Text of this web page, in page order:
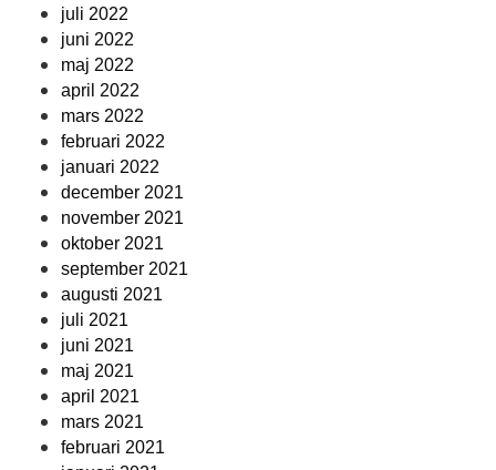
juli 2022
juni 2022
maj 2022
april 2022
mars 2022
februari 2022
januari 2022
december 2021
november 2021
oktober 2021
september 2021
augusti 2021
juli 2021
juni 2021
maj 2021
april 2021
mars 2021
februari 2021